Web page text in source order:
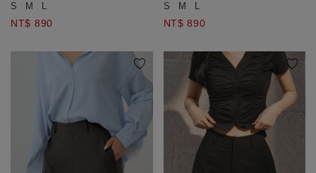
S M L
NT$ 890
S M L
NT$ 890